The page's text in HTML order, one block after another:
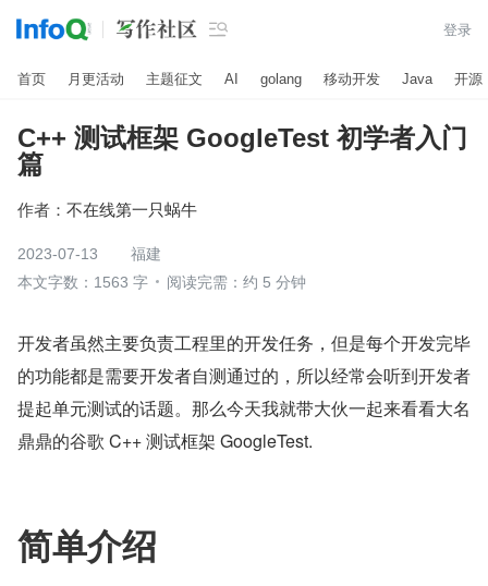
 登录
首页 月更活动 主题征文 AI golang 移动开发 Java 开源
C++ 测试框架 GoogleTest 初学者入门
篇
作者： 不在线第一只蜗牛
2023-07-13
福建
本文字数：1563 字
阅读完需：约 5 分钟
开发者虽然主要负责工程里的开发任务，但是每个开发完毕
的功能都是需要开发者自测通过的，所以经常会听到开发者
提起单元测试的话题。那么今天我就带大伙一起来看看大名
鼎鼎的谷歌 C++ 测试框架 GoogleTest.
简单介绍